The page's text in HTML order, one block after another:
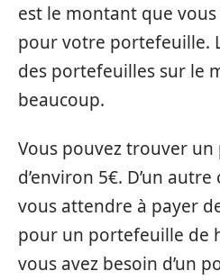
est le montant que
pour votre portefeuille.
des portefeuilles sur le
beaucoup.
Vous pouvez trouver
d’environ 5€. D’un
vous attendre à payer
pour un portefeuille de
vous avez besoin d’un